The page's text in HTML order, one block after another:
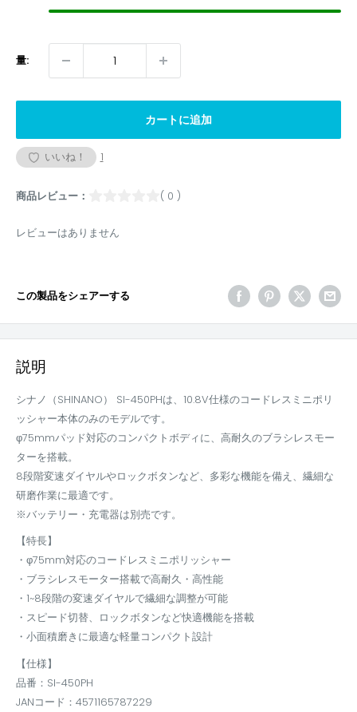
量:
カートに追加
いいね！ 1
商品レビュー： ( 0 )
レビューはありません
この製品をシェアーする
説明
シナノ（SHINANO） SI-450PHは、10.8V仕様のコードレスミニポリ
ッシャー本体のみのモデルです。
φ75mmパッド対応のコンパクトボディに、高耐久のブラシレスモー
ターを搭載。
8段階変速ダイヤルやロックボタンなど、多彩な機能を備え、繊細な
研磨作業に最適です。
※バッテリー・充電器は別売です。
【特長】
・φ75mm対応のコードレスミニポリッシャー
・ブラシレスモーター搭載で高耐久・高性能
・1~8段階の変速ダイヤルで繊細な調整が可能
・スピード切替、ロックボタンなど快適機能を搭載
・小面積磨きに最適な軽量コンパクト設計
【仕様】
品番：SI-450PH
JANコード：4571165787229